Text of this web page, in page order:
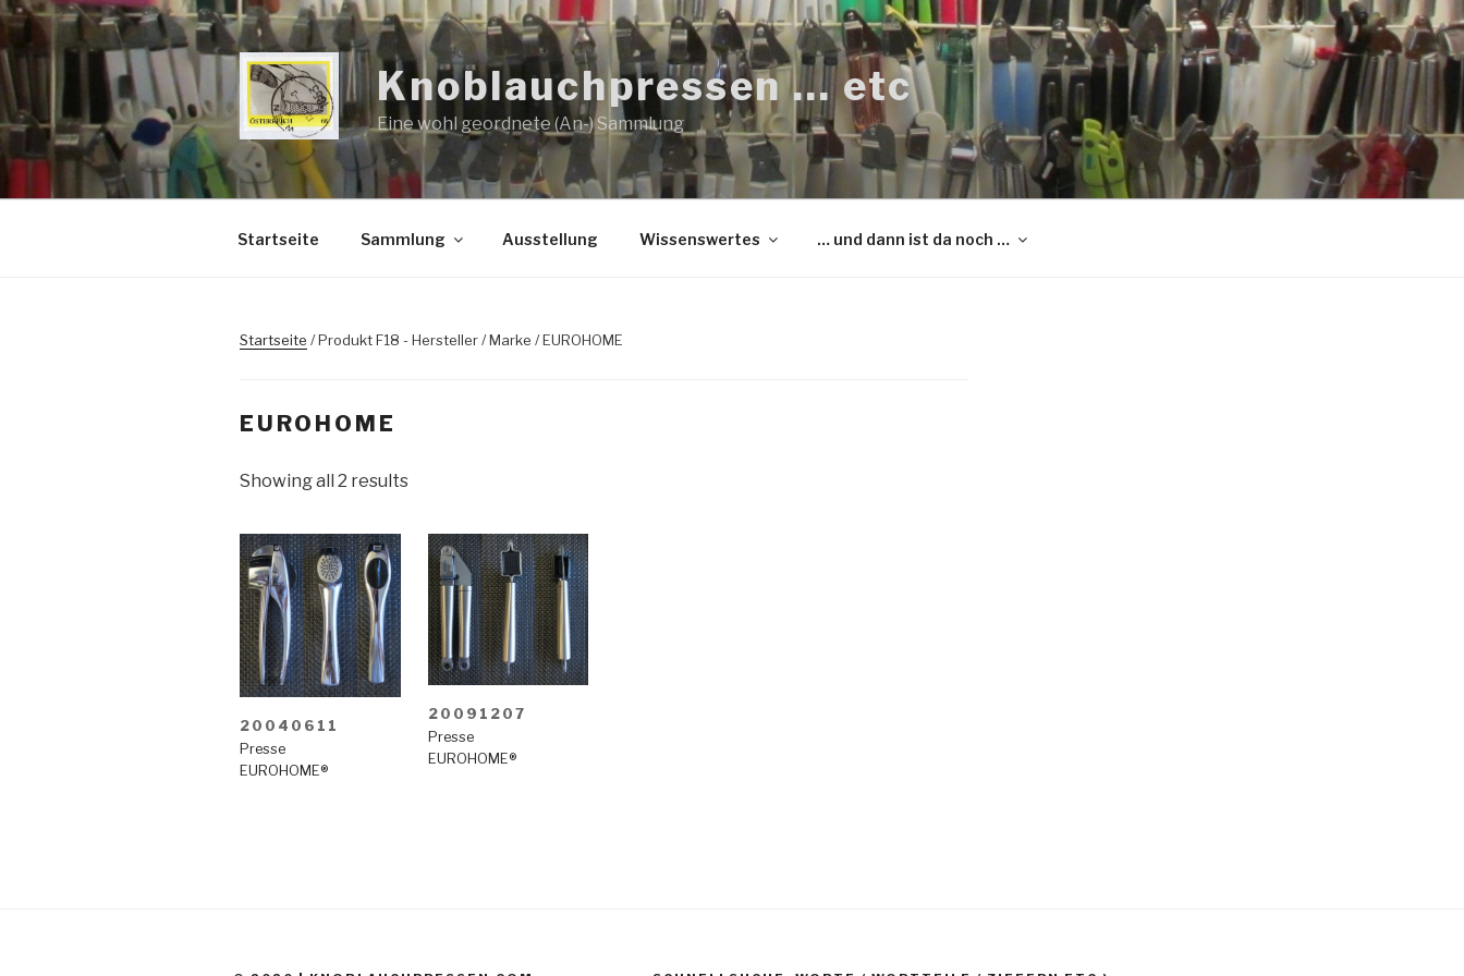
Zum
Inhalt
springen
Knoblauchpressen … etc
Eine wohl geordnete (An-) Sammlung
Startseite Sammlung Ausstellung Wissenswertes … und dann ist da noch …
Startseite / Produkt F18 - Hersteller / Marke / EUROHOME
EUROHOME
Showing all 2 results
20040611
Presse
EUROHOME®
20091207
Presse
EUROHOME®